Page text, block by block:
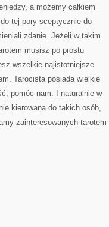
a możemy całkiem
tej pory sceptycznie do
zdanie. Jeżeli w takim
musisz po prostu
wszelkie najistotniejsze
Tarocista posiada wielkie
pomóc nam. I naturalnie w
kierowana do takich osób,
zainteresowanych tarotem